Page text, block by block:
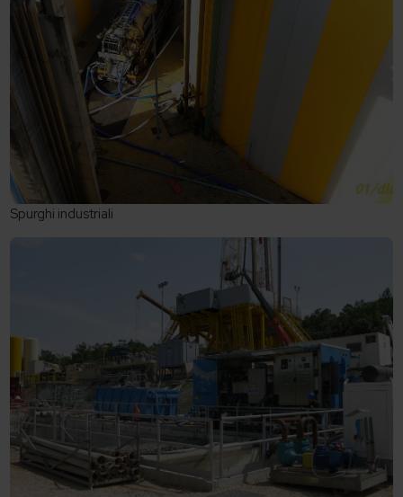
Spurghi industriali